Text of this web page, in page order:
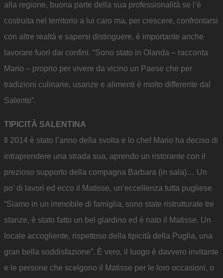
alla regione, buona parte della sua professionalità se l’è
costruita nel territorio a lui caro ma, per crescere, confrontarsi
con altre realtà e sapersi distinguere, è importante anche
lavorare fuori dai confini. “Sono stato in Olanda – racconta
Mario – proprio per vivere da vicino un Paese che per
tradizioni culinarie, usanze e alimenti è molto differente dal
Salento”.
TIPICITÀ SALENTINA
Il 2014 è stato l’anno della svolta e lo chef Mario ha deciso di
intraprendere una strada sua, aprendo un ristorante con il
prezioso supporto della compagna Barbara (in sala)… Un
po’ di lavori ed ecco il Matisse, un’eccellenza tutta pugliese.
“Siamo in un immobile di famiglia, sono state ristrutturate tre
stanze, è stato fatto un bel giardino ed è nato il Matisse. Un
locale accogliente, rispettoso della tipicità della Puglia, una
gran bella soddisfazione”. È vero, il luogo è davvero invitante
e le persone che scelgono il Matisse per le loro occasioni, o